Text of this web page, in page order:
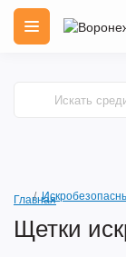
Главная
Щетки